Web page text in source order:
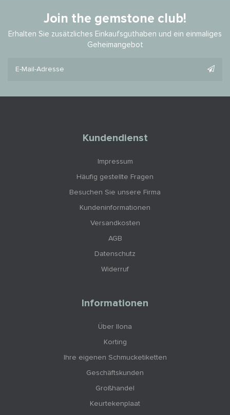
Join the gemstone club!
Erhalten Sie zusätzliches Einkaufsguthaben und ein einmaliges
Geheimangebot
Kundendienst
Impressum
Häufig gestellte Fragen
Besuchen Sie unsere Firma
Kundeninformationen
Versandkosten
AGB
Datenschutz
Widerruf
Informationen
Über Ilona
Korting
Ihre eigenen Schmucketiketten
Geschäftskunden
Großhandel
Keurtekenplaat